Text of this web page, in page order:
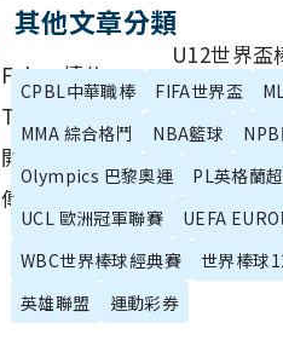
Faker 續約
T1 消息公
開！英雄聯盟
傳奇未完待續
U12世界盃
球賽｜比賽
度、歷屆戰
與台灣表現
整理
其他文章分類
CPBL中華職棒 FIFA世界盃
MMA 綜合格鬥
NBA籃球
Olympics 巴黎奧運
PL英格蘭
UCL 歐洲冠軍聯賽
UEFA
WBC世界棒球經典賽
世界棒球
英雄聯盟
運動彩券